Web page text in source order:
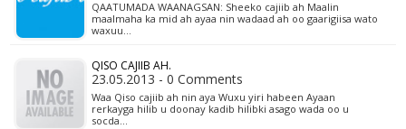
QAATUMADA WAANAGSAN: Sheeko cajiib ah Maalin
maalmaha ka mid ah ayaa nin wadaad ah oo gaarigiisa wato
waxuu…
QISO CAJIIB AH.
23.05.2013 - 0 Comments
Waa Qiso cajiib ah nin aya Wuxu yiri habeen Ayaan
rerkayga hilib u doonay kadib hilibki asago wada oo u
socda…